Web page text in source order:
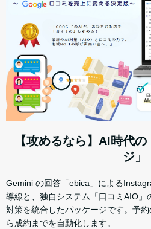
【攻めるなら】AI時代
ジ」
Gemini の回答「ebica」による
導線と、独自システム「口コミAIO」
対策を統合したパッケージです。予
ら成約までを自動化します。